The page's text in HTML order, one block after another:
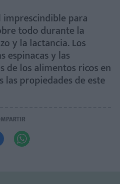
para
todo durante la
y la lactancia. Los
espinacas y las
de los alimentos ricos en
las propiedades de este
